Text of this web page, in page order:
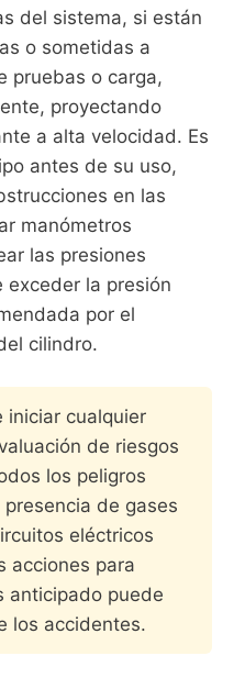
del sistema, si están
o sometidas a
pruebas o carga,
proyectando
a alta velocidad. Es
antes de su uso,
en las
manómetros
las presiones
exceder la presión
por el
cilindro.
iniciar cualquier
de riesgos
los peligros
de gases
eléctricos
acciones para
anticipado puede
los accidentes.